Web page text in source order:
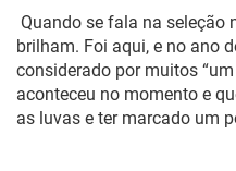
Quando se fala na seleção
brilham. Foi aqui, e no ano
considerado por muitos
aconteceu no momento e
as luvas e ter marcado um